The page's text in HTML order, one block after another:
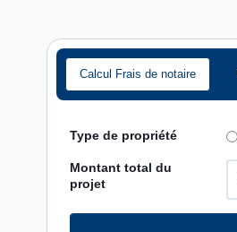
Calcul Frais de notaire